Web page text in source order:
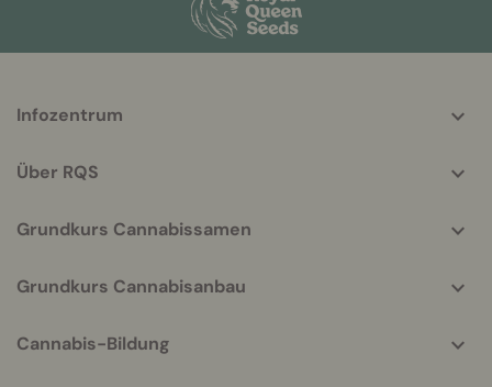
helpful
Infozentrum
Über RQS
Grundkurs Cannabissamen
Grundkurs Cannabisanbau
Cannabis-Bildung